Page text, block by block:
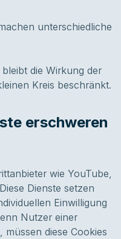
unterschiedliche
die Wirkung der
Kreis beschränkt.
erschweren
wie YouTube,
Dienste setzen
Einwilligung
Nutzer einer
diese Cookies